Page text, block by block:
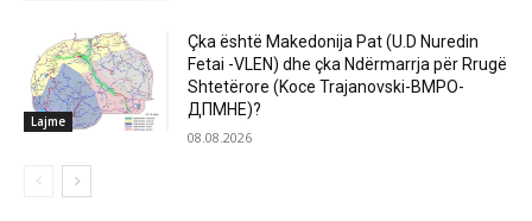
Lajme
Çka është Makedonija Pat (U.D Nuredin
Fetai -VLEN) dhe çka Ndërmarrja për Rrugë
Shtetërore (Koce Trajanovski-ВМРО-
ДПМНЕ)?
08.08.2026